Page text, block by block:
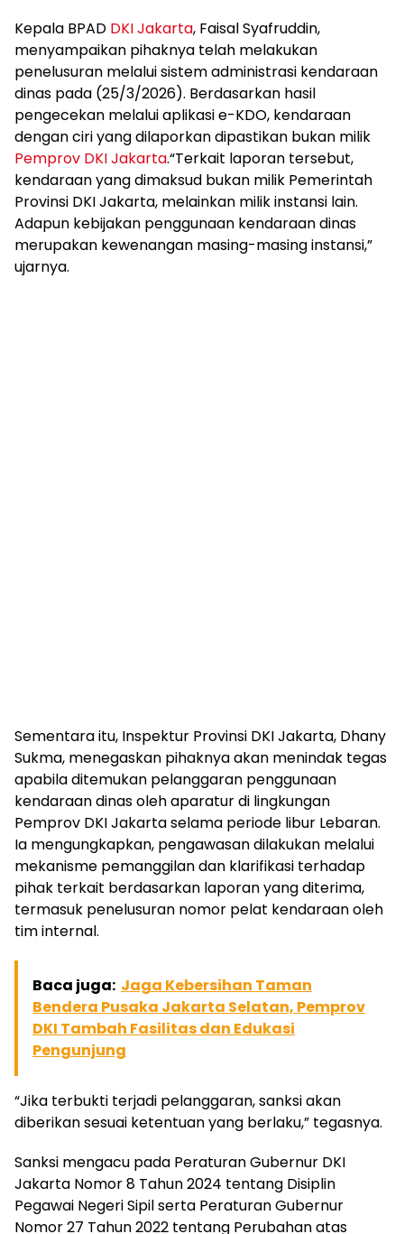
Kepala BPAD DKI Jakarta, Faisal Syafruddin,
menyampaikan pihaknya telah melakukan
penelusuran melalui sistem administrasi kendaraan
dinas pada (25/3/2026). Berdasarkan hasil
pengecekan melalui aplikasi e-KDO, kendaraan
dengan ciri yang dilaporkan dipastikan bukan milik
Pemprov DKI Jakarta.“Terkait laporan tersebut,
kendaraan yang dimaksud bukan milik Pemerintah
Provinsi DKI Jakarta, melainkan milik instansi lain.
Adapun kebijakan penggunaan kendaraan dinas
merupakan kewenangan masing-masing instansi,”
ujarnya.
Sementara itu, Inspektur Provinsi DKI Jakarta, Dhany
Sukma, menegaskan pihaknya akan menindak tegas
apabila ditemukan pelanggaran penggunaan
kendaraan dinas oleh aparatur di lingkungan
Pemprov DKI Jakarta selama periode libur Lebaran.
Ia mengungkapkan, pengawasan dilakukan melalui
mekanisme pemanggilan dan klarifikasi terhadap
pihak terkait berdasarkan laporan yang diterima,
termasuk penelusuran nomor pelat kendaraan oleh
tim internal.
Baca juga: Jaga Kebersihan Taman
Bendera Pusaka Jakarta Selatan, Pemprov
DKI Tambah Fasilitas dan Edukasi
Pengunjung
“Jika terbukti terjadi pelanggaran, sanksi akan
diberikan sesuai ketentuan yang berlaku,” tegasnya.
Sanksi mengacu pada Peraturan Gubernur DKI
Jakarta Nomor 8 Tahun 2024 tentang Disiplin
Pegawai Negeri Sipil serta Peraturan Gubernur
Nomor 27 Tahun 2022 tentang Perubahan atas